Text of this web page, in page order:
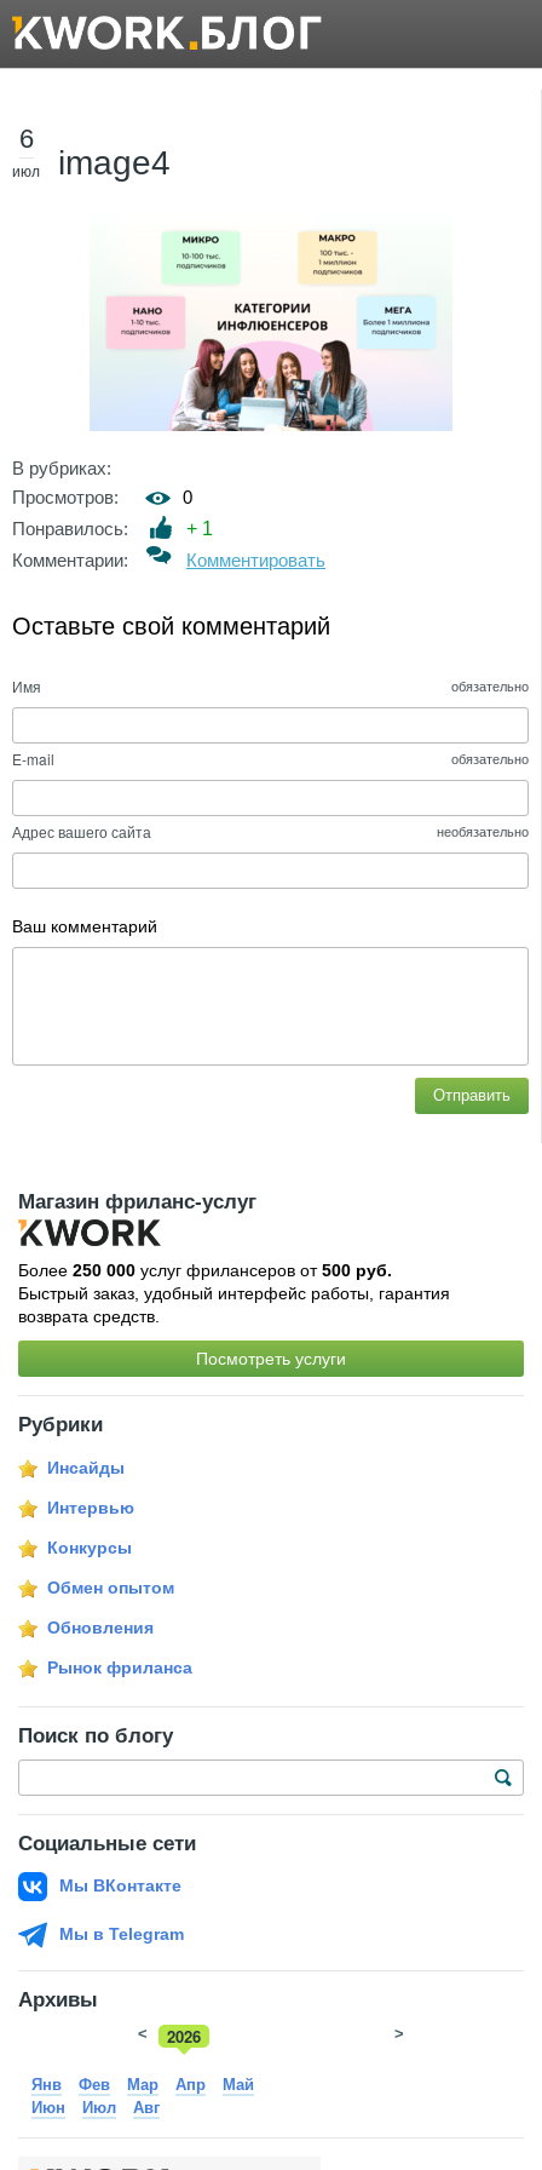
6
июл image4
В рубриках:
Просмотров:
0
Понравилось:
+ 1
Комментарии:
Комментировать
Оставьте свой комментарий
Имя обязательно
E-mail обязательно
Адрес вашего сайта необязательно
Ваш комментарий
Отправить
Магазин фриланс-услуг
Более 250 000 услуг фрилансеров от500 руб.
Быстрый заказ, удобный интерфейс работы, гарантия
возврата средств.
Посмотреть услуги
Рубрики
Инсайды
Интервью
Конкурсы
Обмен опытом
Обновления
Рынок фриланса
Поиск по блогу
Социальные сети
Мы ВКонтакте
Мы в Telegram
Архивы
2026
2025
< >
Янв Фев Мар Апр
Май
Июн
Июл Авг